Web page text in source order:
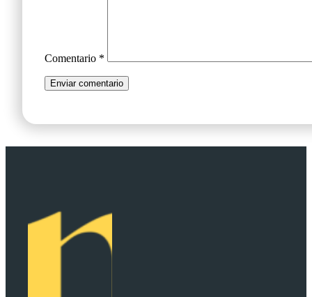
Comentario *